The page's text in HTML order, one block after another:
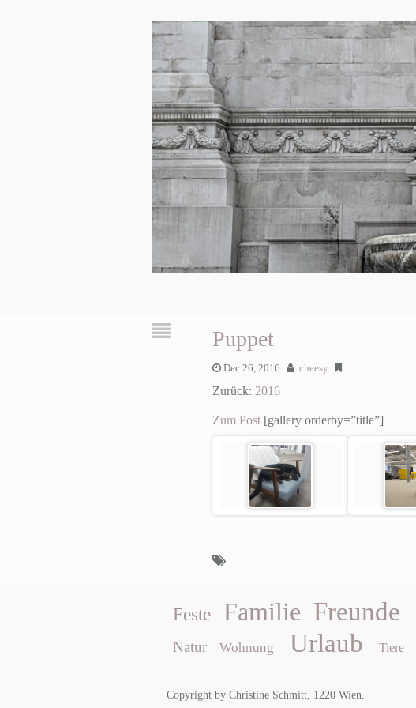
Puppet
Dec 26, 2016 cheesy
Zurück: 2016
Zum Post[gallery orderby=”title”]
Feste Familie Freunde
Natur Wohnung Urlaub Tiere
Copyright by Christine Schmitt, 1220 Wien.